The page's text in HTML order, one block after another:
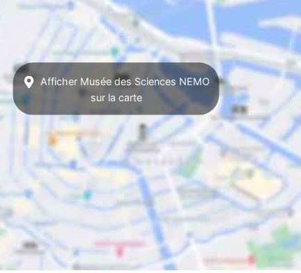
Afficher Musée des Sciences NEMO
sur la carte